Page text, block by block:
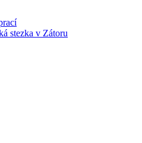
stezka v Zátoru